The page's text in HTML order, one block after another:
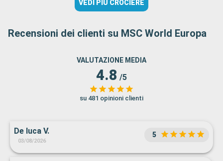
VEDI PIÙ CROCIERE
Recensioni dei clienti su MSC World Europa
VALUTAZIONE MEDIA
4.8 /5
su 481 opinioni clienti
De luca V.
03/08/2026
5